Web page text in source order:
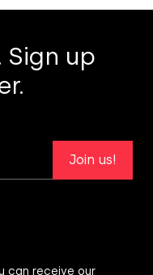
Sign up
Join us!
can receive our